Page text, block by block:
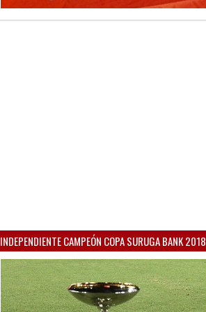
INDEPENDIENTE CAMPEÓN COPA SURUGA BANK 2018